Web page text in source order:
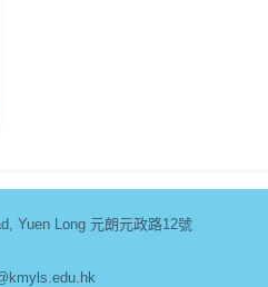
Yuen Long 元朗元政路12號